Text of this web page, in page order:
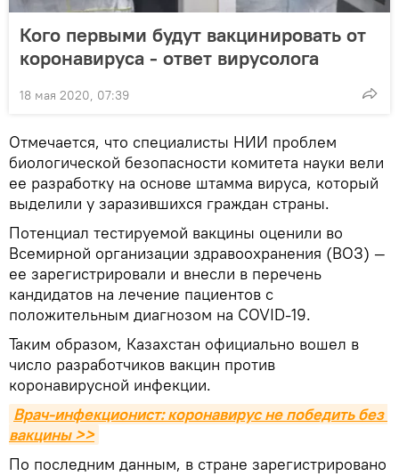
Кого первыми будут вакцинировать от
коронавируса - ответ вирусолога
18 мая 2020, 07:39
Отмечается, что специалисты НИИ проблем
биологической безопасности комитета науки вели
ее разработку на основе штамма вируса, который
выделили у заразившихся граждан страны.
Потенциал тестируемой вакцины оценили во
Всемирной организации здравоохранения (ВОЗ) —
ее зарегистрировали и внесли в перечень
кандидатов на лечение пациентов с
положительным диагнозом на COVID-19.
Таким образом, Казахстан официально вошел в
число разработчиков вакцин против
коронавирусной инфекции.
Врач-инфекционист: коронавирус не победить без
вакцины >>
По последним данным, в стране зарегистрировано